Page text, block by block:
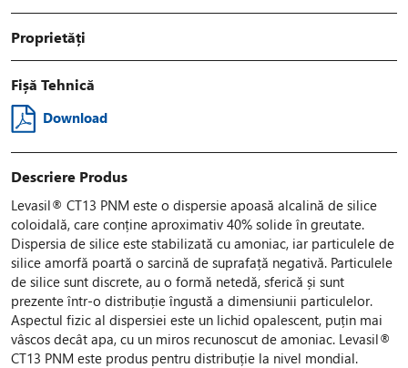
Proprietăți
Fișă Tehnică
Download
Descriere Produs
Levasil® CT13 PNM este o dispersie apoasă alcalină de silice
coloidală, care conține aproximativ 40% solide în greutate.
Dispersia de silice este stabilizată cu amoniac, iar particulele de
silice amorfă poartă o sarcină de suprafață negativă. Particulele
de silice sunt discrete, au o formă netedă, sferică și sunt
prezente într-o distribuție îngustă a dimensiunii particulelor.
Aspectul fizic al dispersiei este un lichid opalescent, puțin mai
vâscos decât apa, cu un miros recunoscut de amoniac. Levasil®
CT13 PNM este produs pentru distribuție la nivel mondial.